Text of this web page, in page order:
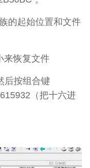
的起始位置和文件
来恢复文件
后按组合键
（把十六进